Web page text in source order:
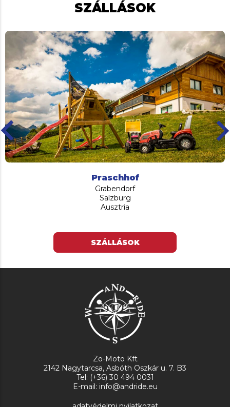
SZÁLLÁSOK
Familiengasthof Blasl
Losenstein
Oberösterreich
Ausztria
SZÁLLÁSOK
Zo-Moto Kft
2142 Nagytarcsa, Asbóth Oszkár u. 7. B3
Tel: (+36) 30 494 0031
E-mail: info@andride.eu